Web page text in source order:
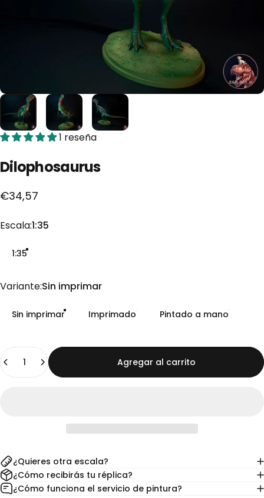
1 reseña
Dilophosaurus
€34,57
Escala
Escala:1:35
1:35
Variante
Variante:Sin imprimar
Sin imprimar Imprimado Pintado a mano
Agregar al carrito
¿Quieres otra escala?
¿Cómo recibirás tu réplica?
¿Cómo funciona el servicio de pintura?